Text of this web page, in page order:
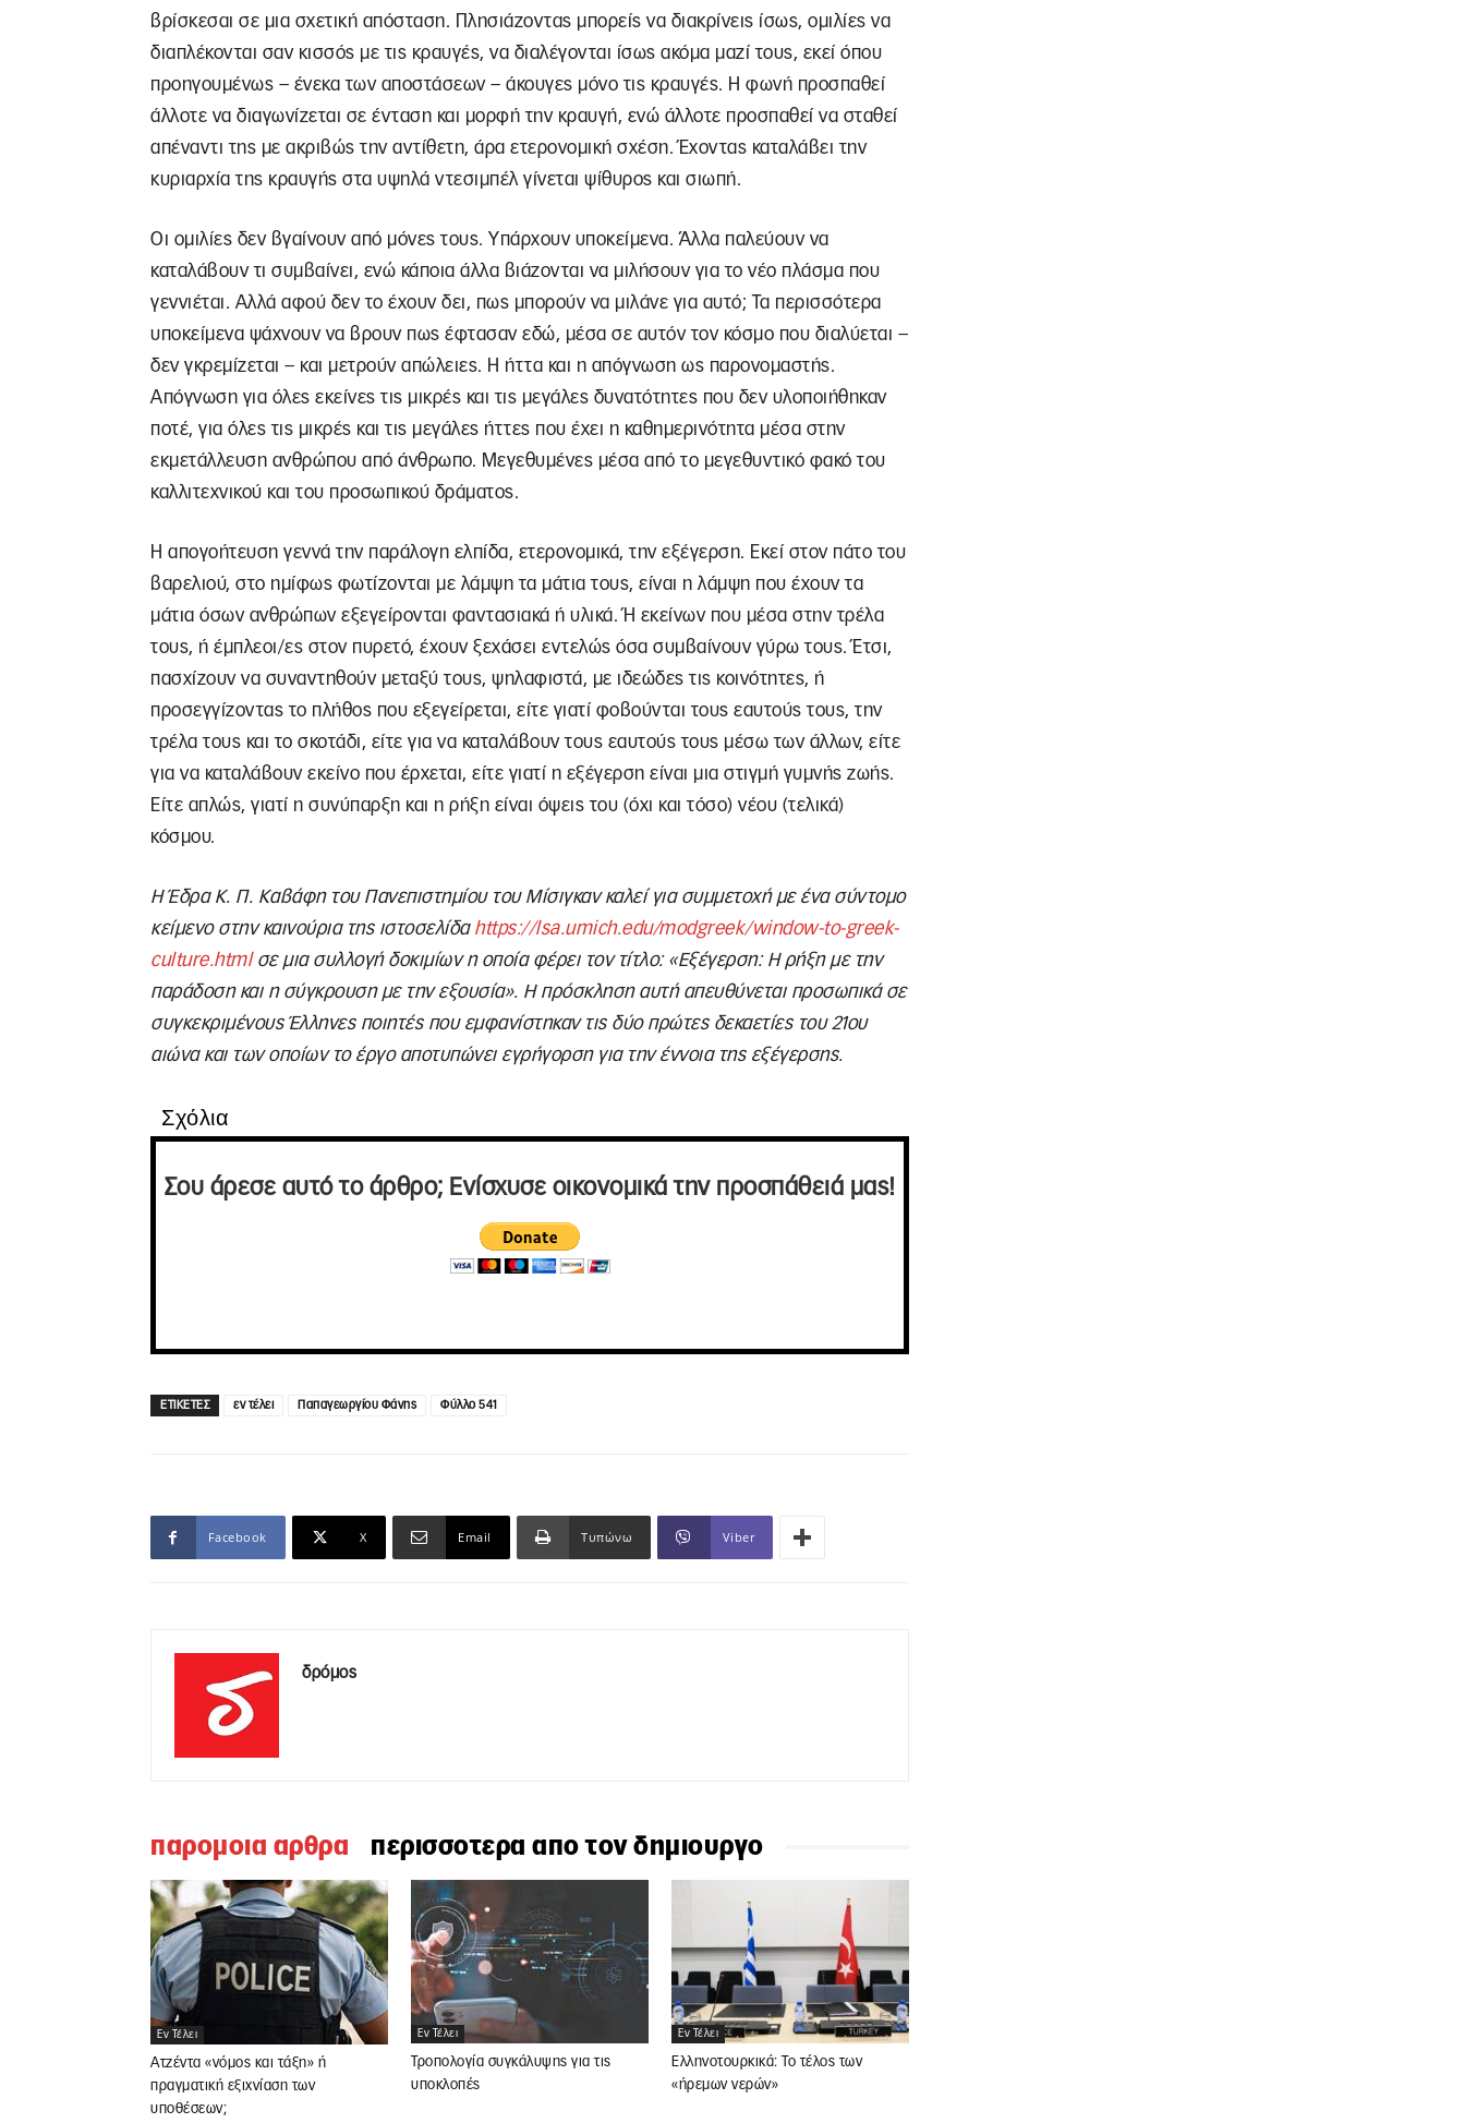
βρίσκεσαι σε μια σχετική απόσταση. Πλησιάζοντας μπορείς να διακρίνεις ίσως, ομιλίες να
διαπλέκονται σαν κισσός με τις κραυγές, να διαλέγονται ίσως ακόμα μαζί τους, εκεί όπου
προηγουμένως – ένεκα των αποστάσεων – άκουγες μόνο τις κραυγές. Η φωνή προσπαθεί
άλλοτε να διαγωνίζεται σε ένταση και μορφή την κραυγή, ενώ άλλοτε προσπαθεί να σταθεί
απέναντι της με ακριβώς την αντίθετη, άρα ετερονομική σχέση. Έχοντας καταλάβει την
κυριαρχία της κραυγής στα υψηλά ντεσιμπέλ γίνεται ψίθυρος και σιωπή.
Οι ομιλίες δεν βγαίνουν από μόνες τους. Υπάρχουν υποκείμενα. Άλλα παλεύουν να
καταλάβουν τι συμβαίνει, ενώ κάποια άλλα βιάζονται να μιλήσουν για το νέο πλάσμα που
γεννιέται. Αλλά αφού δεν το έχουν δει, πως μπορούν να μιλάνε για αυτό; Τα περισσότερα
υποκείμενα ψάχνουν να βρουν πως έφτασαν εδώ, μέσα σε αυτόν τον κόσμο που διαλύεται –
δεν γκρεμίζεται – και μετρούν απώλειες. Η ήττα και η απόγνωση ως παρονομαστής.
Απόγνωση για όλες εκείνες τις μικρές και τις μεγάλες δυνατότητες που δεν υλοποιήθηκαν
ποτέ, για όλες τις μικρές και τις μεγάλες ήττες που έχει η καθημερινότητα μέσα στην
εκμετάλλευση ανθρώπου από άνθρωπο. Μεγεθυμένες μέσα από το μεγεθυντικό φακό του
καλλιτεχνικού και του προσωπικού δράματος.
Η απογοήτευση γεννά την παράλογη ελπίδα, ετερονομικά, την εξέγερση. Εκεί στον πάτο του
βαρελιού, στο ημίφως φωτίζονται με λάμψη τα μάτια τους, είναι η λάμψη που έχουν τα
μάτια όσων ανθρώπων εξεγείρονται φαντασιακά ή υλικά. Ή εκείνων που μέσα στην τρέλα
τους, ή έμπλεοι/ες στον πυρετό, έχουν ξεχάσει εντελώς όσα συμβαίνουν γύρω τους. Έτσι,
πασχίζουν να συναντηθούν μεταξύ τους, ψηλαφιστά, με ιδεώδες τις κοινότητες, ή
προσεγγίζοντας το πλήθος που εξεγείρεται, είτε γιατί φοβούνται τους εαυτούς τους, την
τρέλα τους και το σκοτάδι, είτε για να καταλάβουν τους εαυτούς τους μέσω των άλλων, είτε
για να καταλάβουν εκείνο που έρχεται, είτε γιατί η εξέγερση είναι μια στιγμή γυμνής ζωής.
Είτε απλώς, γιατί η συνύπαρξη και η ρήξη είναι όψεις του (όχι και τόσο) νέου (τελικά)
κόσμου.
Η Έδρα Κ. Π. Καβάφη του Πανεπιστημίου του Μίσιγκαν καλεί για συμμετοχή με ένα σύντομο
κείμενο στην καινούρια της ιστοσελίδα https://lsa.umich.edu/modgreek/window-to-greek-
culture.htmlσε μια συλλογή δοκιμίων η οποία φέρει τον τίτλο: «Εξέγερση: Η ρήξη με την
παράδοση και η σύγκρουση με την εξουσία». Η πρόσκληση αυτή απευθύνεται προσωπικά σε
συγκεκριμένους Έλληνες ποιητές που εμφανίστηκαν τις δύο πρώτες δεκαετίες του 21ου
αιώνα και των οποίων το έργο αποτυπώνει εγρήγορση για την έννοια της εξέγερσης.
Σχόλια
Σου άρεσε αυτό το άρθρο; Ενίσχυσε οικονομικά την προσπάθειά μας!
ΕΤΙΚΕΤΕΣ εν τέλει Παπαγεωργίου Φάνης Φύλλο 541
Facebook X Email Τυπώνω Viber
δρόμος
παρομοια αρθρα περισσοτερα απο τον δημιουργο
Εν Τέλει
Ατζέντα «νόμος και τάξη» ή
πραγματική εξιχνίαση των
υποθέσεων;
Εν Τέλει
Τροπολογία συγκάλυψης για τις
υποκλοπές
Εν Τέλει
Ελληνοτουρκικά: Το τέλος των
«ήρεμων νερών»